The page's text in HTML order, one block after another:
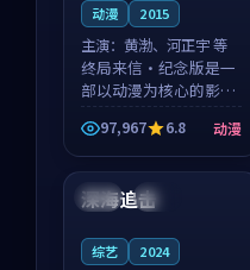
动漫 2015
主演： 黄渤、河正宇 等
终局来信·纪念版是一
部以动漫为核心的影视
作品，围绕危机、反转
与人物成长展开，整体
节奏紧凑，值得推荐观
看。
97,967 6.8 动漫
美国 高分
深海追击
综艺 2024